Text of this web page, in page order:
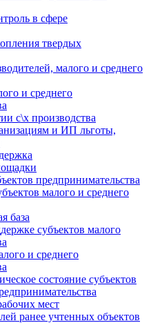
в сфере
твердых
малого и среднего
и среднего
с\х производства
и ИП льготы,
предпринимательства
малого и среднего
база
субъектов малого
и среднего
состояние субъектов
мест
ранее учтенных объектов